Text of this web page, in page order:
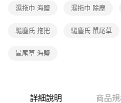
濕拖巾 海鹽 濕拖巾 除塵
驅塵氏 拖把 驅塵氏 鼠尾草
鼠尾草 海鹽
詳細說明 商品